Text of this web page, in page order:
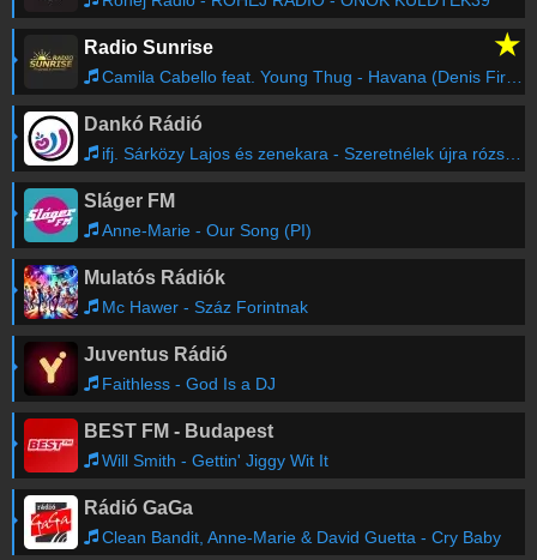
Radio Sunrise ★
Camila Cabello feat. Young Thug - Havana (Denis First Radio Remix)
Dankó Rádió
ifj. Sárközy Lajos és zenekara - Szeretnélek újra rózsák között látni; Lassú tánccsárdás; Erdő szélén puszta csárda; Friss csárdás
Sláger FM
Anne-Marie - Our Song (PI)
Mulatós Rádiók
Mc Hawer - Száz Forintnak
Juventus Rádió
Faithless - God Is a DJ
BEST FM - Budapest
Will Smith - Gettin' Jiggy Wit It
Rádió GaGa
Clean Bandit, Anne-Marie & David Guetta - Cry Baby